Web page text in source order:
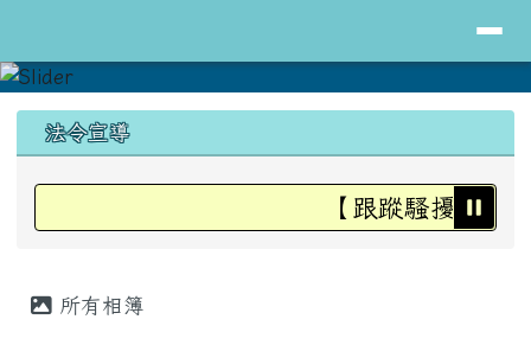
上中區域內容
法令宣導
【跟蹤騷擾防治
所有相簿
頁尾區域